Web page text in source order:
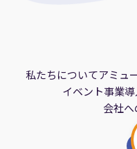
私たちについてアミュ
イベント事業導
会社